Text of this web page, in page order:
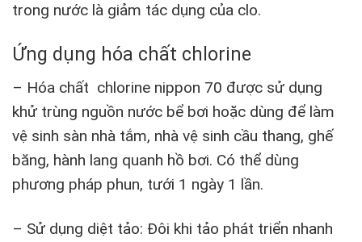
trong nước là giảm tác dụng của clo.
Ứng dụng hóa chất chlorine
– Hóa chất chlorine nippon 70 được sử dụng
khử trùng nguồn nước bể bơi hoặc dùng để làm
vệ sinh sàn nhà tắm, nhà vệ sinh cầu thang, ghế
băng, hành lang quanh hồ bơi. Có thể dùng
phương pháp phun, tưới 1 ngày 1 lần.
– Sử dụng diệt tảo: Đôi khi tảo phát triển nhanh